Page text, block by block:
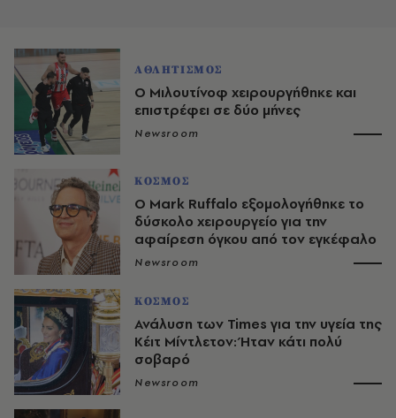
ΑΘΛΗΤΙΣΜΟΣ
Ο Μιλουτίνοφ χειρουργήθηκε και
επιστρέφει σε δύο μήνες
Newsroom
ΚΟΣΜΟΣ
Ο Mark Ruffalo εξομολογήθηκε το
δύσκολο χειρουργείο για την
αφαίρεση όγκου από τον εγκέφαλο
Newsroom
ΚΟΣΜΟΣ
Ανάλυση των Times για την υγεία της
Κέιτ Μίντλετον: Ήταν κάτι πολύ
σοβαρό
Newsroom